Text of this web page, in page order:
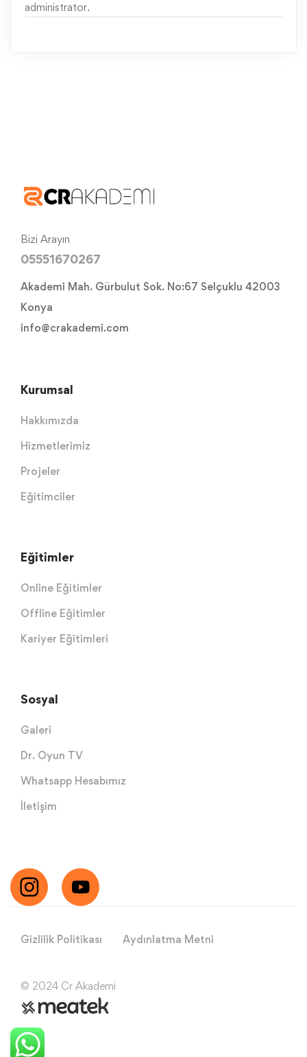
administrator.
Bizi Arayın
05551670267
Akademi Mah. Gürbulut Sok. No:67 Selçuklu 42003
Konya
info@crakademi.com
Kurumsal
Hakkımızda
Hizmetlerimiz
Projeler
Eğitimciler
Eğitimler
Online Eğitimler
Offline Eğitimler
Kariyer Eğitimleri
Sosyal
Galeri
Dr. Oyun TV
Whatsapp Hesabımız
İletişim
Gizlilik Politikası Aydınlatma Metni
© 2024 Cr Akademi